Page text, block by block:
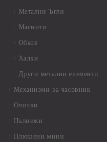
Метални Ъгли
Магнити
Обков
Халки
Други метални елементи
Механизми за часовник
Очички
Пълнежи
Плюшени мини